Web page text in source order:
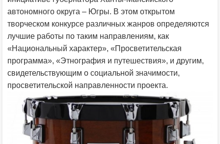
автономного округа – Югры. В этом открытом
творческом конкурсе различных жанров определяются
лучшие работы по таким направлениям, как
«Национальный характер», «Просветительская
программа», «Этнография и путешествия», и другим,
свидетельствующим о социальной значимости,
просветительской направленности проекта.